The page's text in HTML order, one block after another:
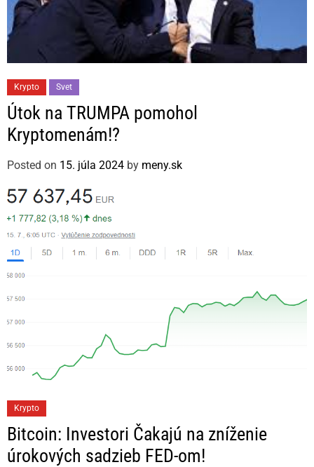
a
t
e
o
r
e
Krypto Svet
Útok na TRUMPA pomohol
Kryptomenám!?
Posted on 15. júla 2024 by meny.sk
a
t
e
Krypto
Bitcoin: Investori Čakajú na zníženie
úrokových sadzieb FED-om!